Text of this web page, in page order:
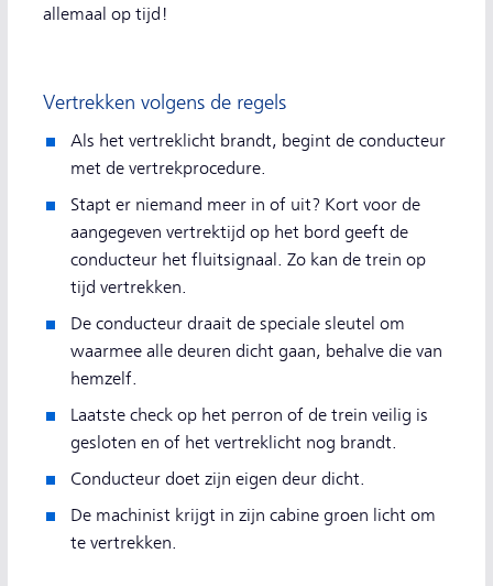
allemaal op tijd!
Vertrekken volgens de regels
Als het vertreklicht brandt, begint de conducteur
met de vertrekprocedure.
Stapt er niemand meer in of uit? Kort voor de
aangegeven vertrektijd op het bord geeft de
conducteur het fluitsignaal. Zo kan de trein op
tijd vertrekken.
De conducteur draait de speciale sleutel om
waarmee alle deuren dicht gaan, behalve die van
hemzelf.
Laatste check op het perron of de trein veilig is
gesloten en of het vertreklicht nog brandt.
Conducteur doet zijn eigen deur dicht.
De machinist krijgt in zijn cabine groen licht om
te vertrekken.